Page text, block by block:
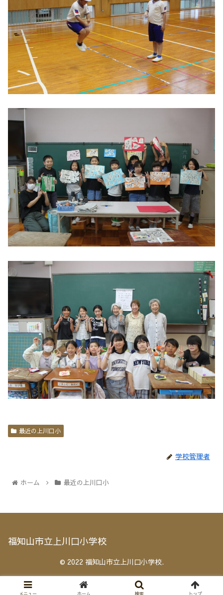
最近の上川口小
学校管理者
ホーム 最近の上川口小
福知山市立上川口小学校
© 2022 福知山市立上川口小学校.
メニュー ホーム 検索 トップ